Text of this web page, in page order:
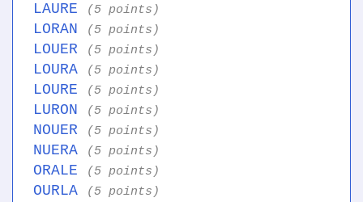
LAURE (5 points)
LORAN (5 points)
LOUER (5 points)
LOURA (5 points)
LOURE (5 points)
LURON (5 points)
NOUER (5 points)
NUERA (5 points)
ORALE (5 points)
OURLA (5 points)